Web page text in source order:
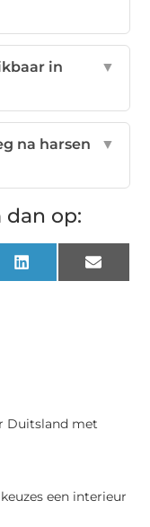
in
▼
na harsen
▼
dan op:
LinkedIn Email
Duitsland met
een interieur